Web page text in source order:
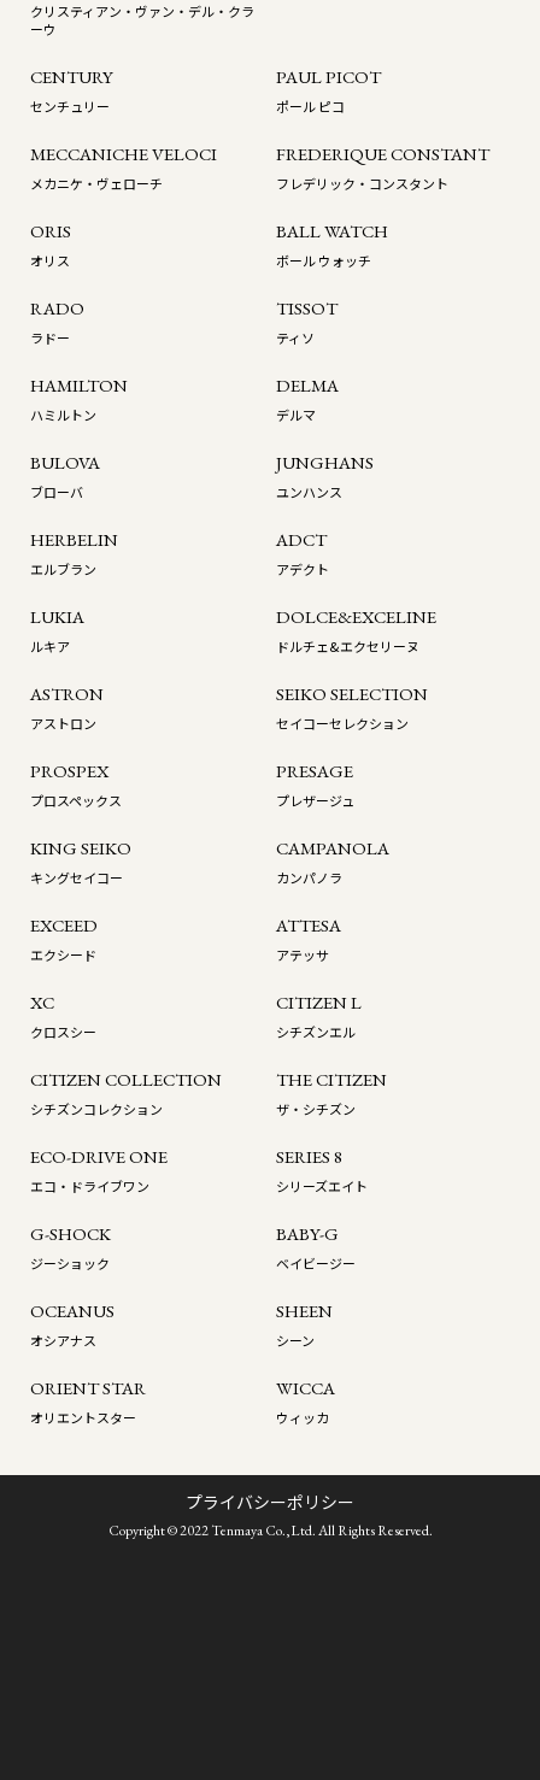
クリスティアン・ヴァン・デル・クラ
ーウ
CENTURY
センチュリー
PAUL PICOT
ポール ピコ
MECCANICHE VELOCI
メカニケ・ヴェローチ
FREDERIQUE CONSTANT
フレデリック・コンスタント
ORIS
オリス
BALL WATCH
ボール ウォッチ
RADO
ラドー
TISSOT
ティソ
HAMILTON
ハミルトン
DELMA
デルマ
BULOVA
ブローバ
JUNGHANS
ユンハンス
HERBELIN
エルブラン
ADCT
アデクト
LUKIA
ルキア
DOLCE&EXCELINE
ドルチェ&エクセリーヌ
ASTRON
アストロン
SEIKO SELECTION
セイコーセレクション
PROSPEX
プロスペックス
PRESAGE
プレザージュ
KING SEIKO
キングセイコー
CAMPANOLA
カンパノラ
EXCEED
エクシード
ATTESA
アテッサ
XC
クロスシー
CITIZEN L
シチズンエル
CITIZEN COLLECTION
シチズンコレクション
THE CITIZEN
ザ・シチズン
ECO-DRIVE ONE
エコ・ドライブワン
SERIES 8
シリーズエイト
G-SHOCK
ジーショック
BABY-G
ベイビージー
OCEANUS
オシアナス
SHEEN
シーン
ORIENT STAR
オリエントスター
WICCA
ウィッカ
プライバシーポリシー
Copyright © 2022 Tenmaya Co.,Ltd. All Rights Reserved.